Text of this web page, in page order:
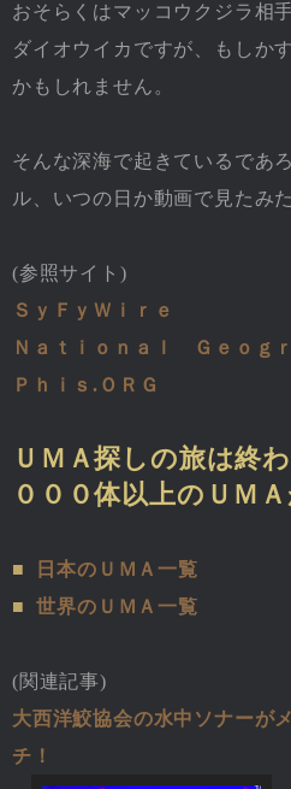
おそらくはマッコウクジラ相
ダイオウイカですが、もしか
かもしれません。
そんな深海で起きているであ
ル、いつの日か動画で見たみ
(参照サイト)
ＳｙＦｙＷｉｒｅ
Ｎａｔｉｏｎａｌ Ｇｅｏｇ
Ｐｈｉｓ.ＯＲＧ
ＵＭＡ探しの旅は終
０００体以上のＵＭ
■
日本のＵＭＡ一覧
■
世界のＵＭＡ一覧
(関連記事)
大西洋鮫協会の水中ソナーが
チ！